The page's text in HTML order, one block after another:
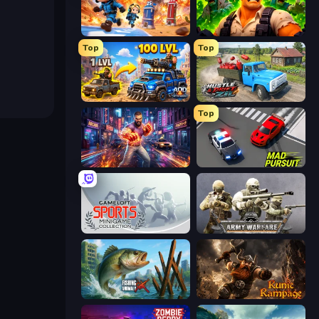
Tower Battle Zombie Lab Escape
Top
AOD - Art Of Defense
Top
Hustle & Drift in ZIL
Knockout Legends: Battle Streets
Top
Mad Pursuit
Gameloft Sports Minigame Collection Army Warfare
Fishing Anomaly Runic Rampage